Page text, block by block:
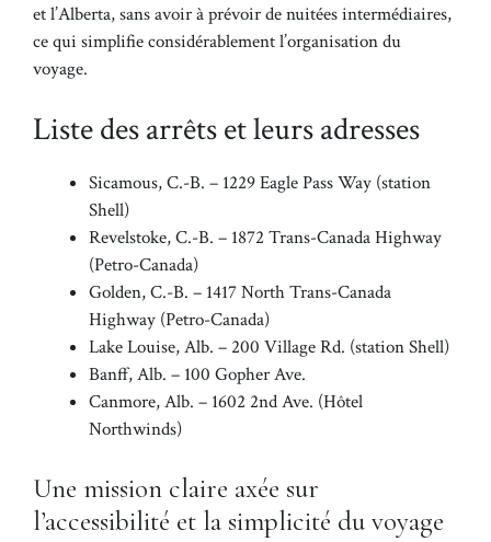
et l’Alberta, sans avoir à prévoir de nuitées intermédiaires,
ce qui simplifie considérablement l’organisation du
voyage.
Liste des arrêts et leurs adresses
Sicamous, C.-B. – 1229 Eagle Pass Way (station
Shell)
Revelstoke, C.-B. – 1872 Trans-Canada Highway
(Petro-Canada)
Golden, C.-B. – 1417 North Trans-Canada
Highway (Petro-Canada)
Lake Louise, Alb. – 200 Village Rd. (station Shell)
Banff, Alb. – 100 Gopher Ave.
Canmore, Alb. – 1602 2nd Ave. (Hôtel
Northwinds)
Une mission claire axée sur
l’accessibilité et la simplicité du voyage